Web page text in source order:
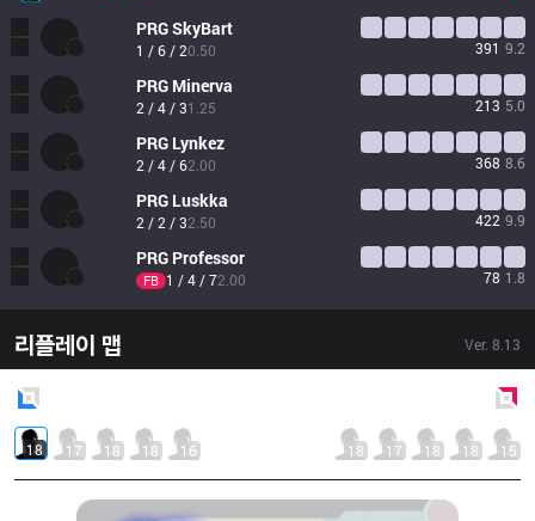
PRGSkyBart
1 / 6 / 20.50 391 9.2
PRG Minerva
2 / 4 / 31.25 213 5.0
PRG Lynkez
2 / 4 / 62.00 368 8.6
PRG Luskka
2 / 2 / 32.50 422 9.9
PRG Professor
FB 1 / 4 / 72.00 78 1.8
리플레이 맵 Ver. 8.13
18 17 18 18 16 18 17 18 18 15